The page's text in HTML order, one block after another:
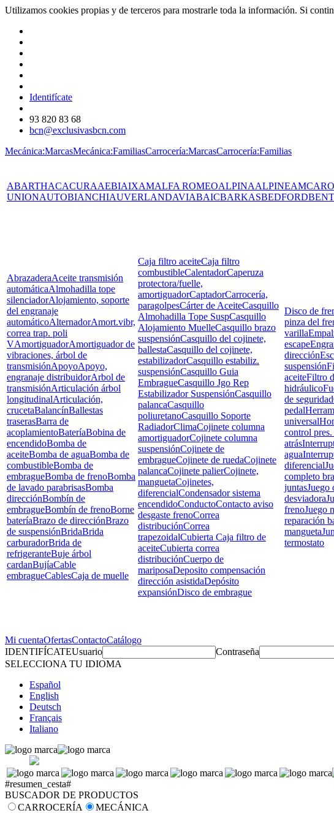
Utilizamos cookies propias y de terceros para mostrarle toda la información. Si
Identifícate
93 820 83 68
bcn@exclusivasbcn.com
Mecánica:MarcasMecánica:FamiliasCarrocería:MarcasCarrocería:Familias
ABARTHACACURAAEBIAIXAMALFA ROMEOALPINAALPINEAMCARO
UNIONAUTOBIANCHIAUVERLANDAVIABAICBARKASBEDFORD
AbrazaderaAceite transmisión
automáticaAlmohadilla tope
silenciadorAlojamiento, soporte
del engranaje
automáticoAlternadorAmort.vibr,
correa trap. poli
VAmortiguadorAmortiguador de
vibraciones, árbol de
transmisiónApoyoApoyo,
engranaje distribuidorArbol de
transmisiónArticulación árbol
longitudinalArticulación,
crucetaBalancínBallestas
traserasBarra de
acoplamientoBateríaBobina de
encendidoBomba de
aceiteBomba de aguaBomba de
combustibleBomba de
embragueBomba de frenoBomba
de lavado parabrisasBomba
direcciónBombín de
embragueBombín de frenoBorne
bateríaBrazo de direcciónBrazo
de suspensiónBridaBrida
carburadorBrida de
refrigeranteBuje árbol
cardanBujíaCable
embragueCablesCaja de muelle
Caja filtro aceiteCaja filtro
combustibleCalentadorCaperuza
protectora/fuelle,
amortiguadorCaptadorCarrocería,
paragolpesCárter de AceiteCasquillo
Almohadilla Tope SuspCasquillo
Alojamiento MuelleCasquillo brazo
suspensiónCasquillo del cojinete,
ballestaCasquillo del cojinete,
estabilizadorCasquillo estabiliz.
suspensiónCasquillo Guia
EmbragueCasquillo Jgo Rep
Estabilizador SuspensiónCasquillo
palancaCasquillo
poliuretanoCasquillo Soporte
RadiadorClimaCojinete columna
amortiguadorCojinete columna
suspensiónCojinete de
embragueCojinete de ruedaCojinete
palancaCojinete palierCojinete,
manguetaCojinetes,
diferencialCondensador sistema
encendidoConductoContacto aviso
desgaste frenoCorrea
distribuciónCorrea
trapezoidalCubierta Caja filtro de
aceiteCubierta correa
distribuciónCuerpo de
mariposaDeposito compensación
dirección asistidaDepósito
expansiónDisco de embrague
Disco de
pinza del
varilla
escape
dirección
suspensión
aceiteFiltro
hidráulico
de seguridad
pedal
universal
control pres.
atrás
agua
diferencial
completo
juntasJuego
desviadora
frenoJuego
reparación
mangueta
termostato
Mi cuentaOfertasContactoCatálogo
IDENTIFÍCATEUsuario
Contraseña
SELECCIONA TU IDIOMA
Español
English
Deutsch
Français
Italiano
#resumen_cesta#
BUSCADOR DE PRODUCTOS
CARROCERÍA
MECÁNICA